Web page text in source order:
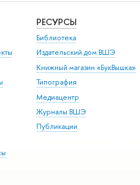
РЕСУРСЫ
Библиотека
Издательский дом ВШЭ
Книжный магазин «БукВышка»
Типография
Медиацентр
Журналы ВШЭ
Публикации